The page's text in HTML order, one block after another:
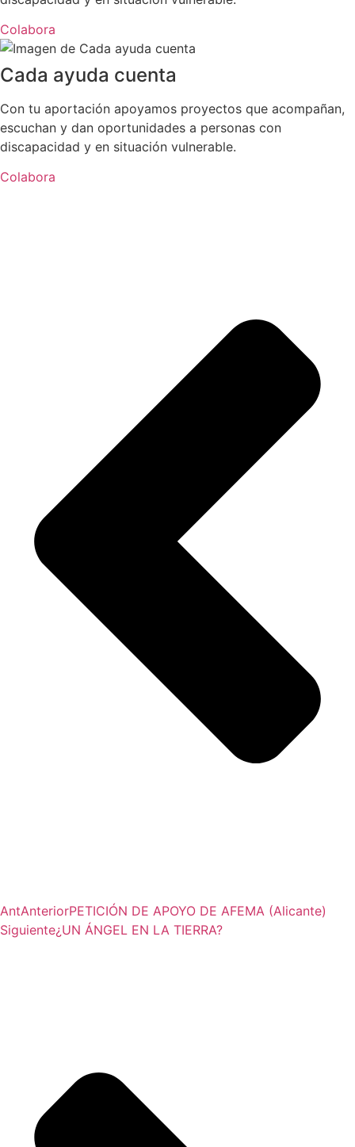
Colabora
Cada ayuda cuenta
Con tu aportación apoyamos proyectos que acompañan,
escuchan y dan oportunidades a personas con
discapacidad y en situación vulnerable.
Colabora
AntAnteriorPETICIÓN DE APOYO DE AFEMA (Alicante)
Siguiente¿UN ÁNGEL EN LA TIERRA?